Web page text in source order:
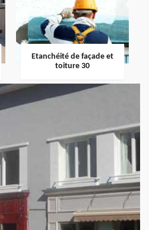
Etanchéité de façade et
toiture 30